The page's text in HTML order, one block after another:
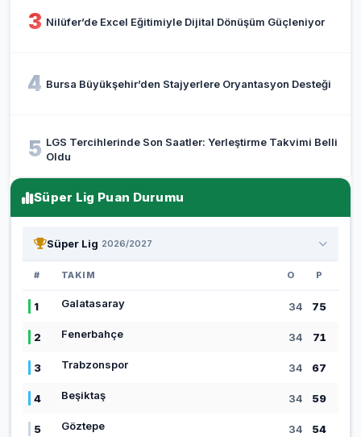
3 Nilüfer’de Excel Eğitimiyle Dijital Dönüşüm Güçleniyor
4 Bursa Büyükşehir’den Stajyerlere Oryantasyon Desteği
5 LGS Tercihlerinde Son Saatler: Yerleştirme Takvimi Belli
Oldu
Süper Lig Puan Durumu
Süper Lig 2026/2027
# TAKIM O P
1 Galatasaray 34 75
2 Fenerbahçe 34 71
3 Trabzonspor 34 67
4 Beşiktaş 34 59
5 Göztepe 34 54